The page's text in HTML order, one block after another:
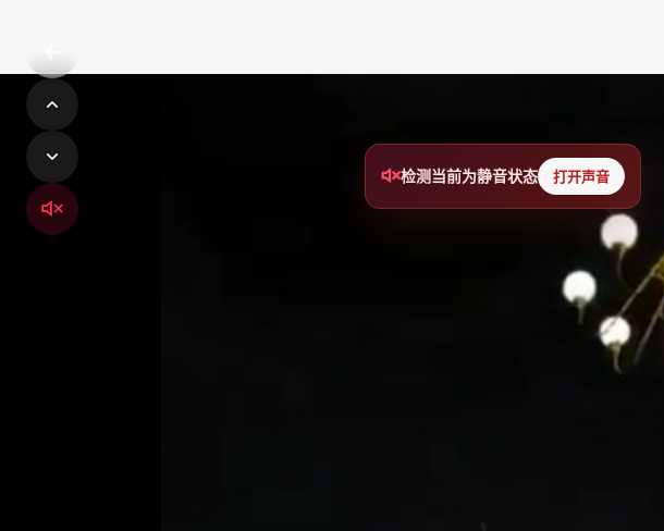
检测当前为静音状态 打开声音
关于我们
产品介绍
用户协议
隐私政策
内容规范
站点地图